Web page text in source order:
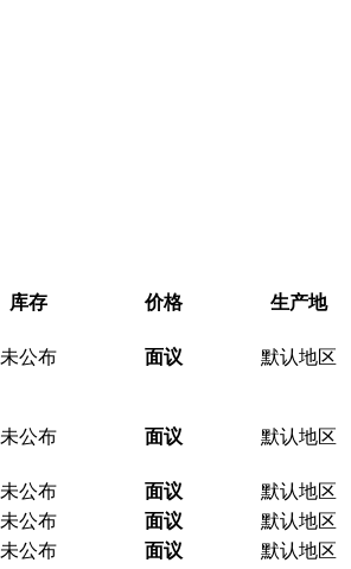
库存 价格 生产地
未公布 面议 默认地区
未公布 面议 默认地区
未公布 面议 默认地区
未公布 面议 默认地区
未公布 面议 默认地区